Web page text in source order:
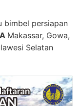
bimbel persiapan
Makassar, Gowa,
Selatan